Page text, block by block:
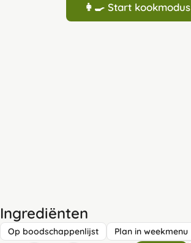
👩‍🍳 Start kookmodus
Ingrediënten
Op boodschappenlijst Plan in weekmenu